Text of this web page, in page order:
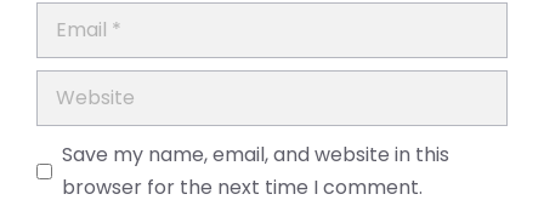
Email
Website
Save my name, email, and website in this
browser for the next time I comment.